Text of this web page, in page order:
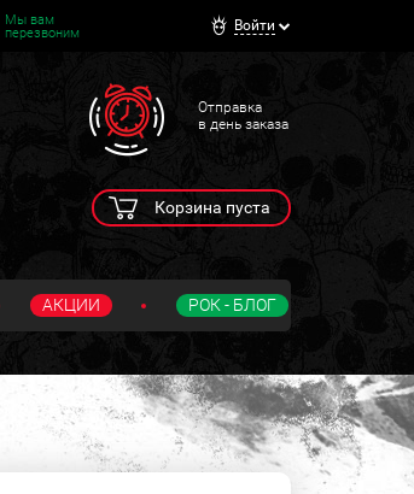
Мы вам
перезвоним
Войти
Отправка
в день заказа
Корзина пуста
АКЦИИ РОК - БЛОГ